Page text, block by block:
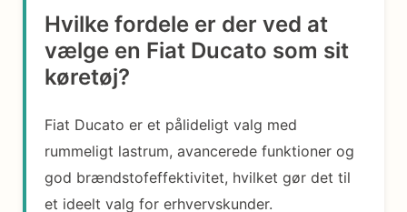
Hvilke fordele er der ved at
vælge en Fiat Ducato som sit
køretøj?
Fiat Ducato er et pålideligt valg med
rummeligt lastrum, avancerede funktioner og
god brændstofeffektivitet, hvilket gør det til
et ideelt valg for erhvervskunder.